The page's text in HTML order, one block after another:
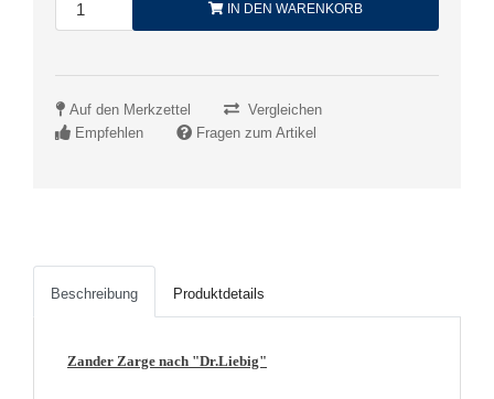
IN DEN WARENKORB
Auf den Merkzettel
Vergleichen
Empfehlen
Fragen zum Artikel
Beschreibung Produktdetails
Zander Zarge nach "Dr.Liebig"